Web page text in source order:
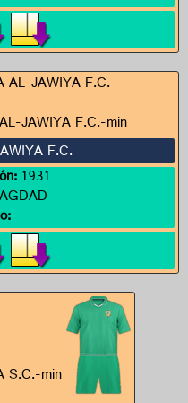
F.C.
1931